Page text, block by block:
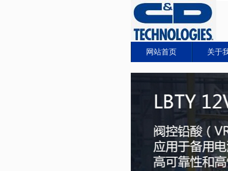
网站首页 关于